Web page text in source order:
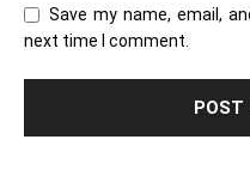
Save my name, email,
next time I comment.